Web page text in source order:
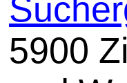
5900